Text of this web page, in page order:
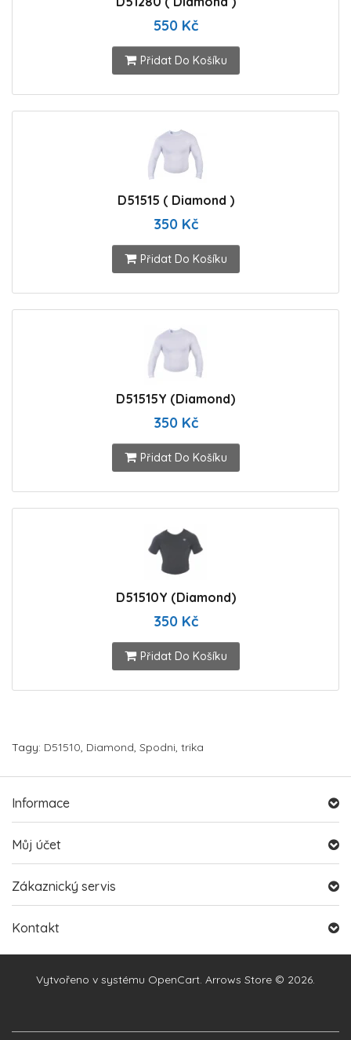
550 Kč
Přidat Do Košíku
D51515 ( Diamond )
350 Kč
Přidat Do Košíku
D51515Y (Diamond)
350 Kč
Přidat Do Košíku
D51510Y (Diamond)
350 Kč
Přidat Do Košíku
Tagy: D51510, Diamond, Spodni, trika
Informace
Můj účet
Zákaznický servis
Kontakt
Vytvořeno v systému OpenCart. Arrows Store © 2026.